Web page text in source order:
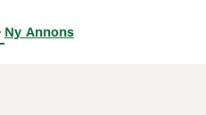
Ny Annons